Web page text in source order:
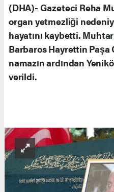
(DHA)- Gazeteci Reha
organ yetmezliği
hayatını kaybetti.
Barbaros Hayrettin Paşa
namazın ardından
verildi.